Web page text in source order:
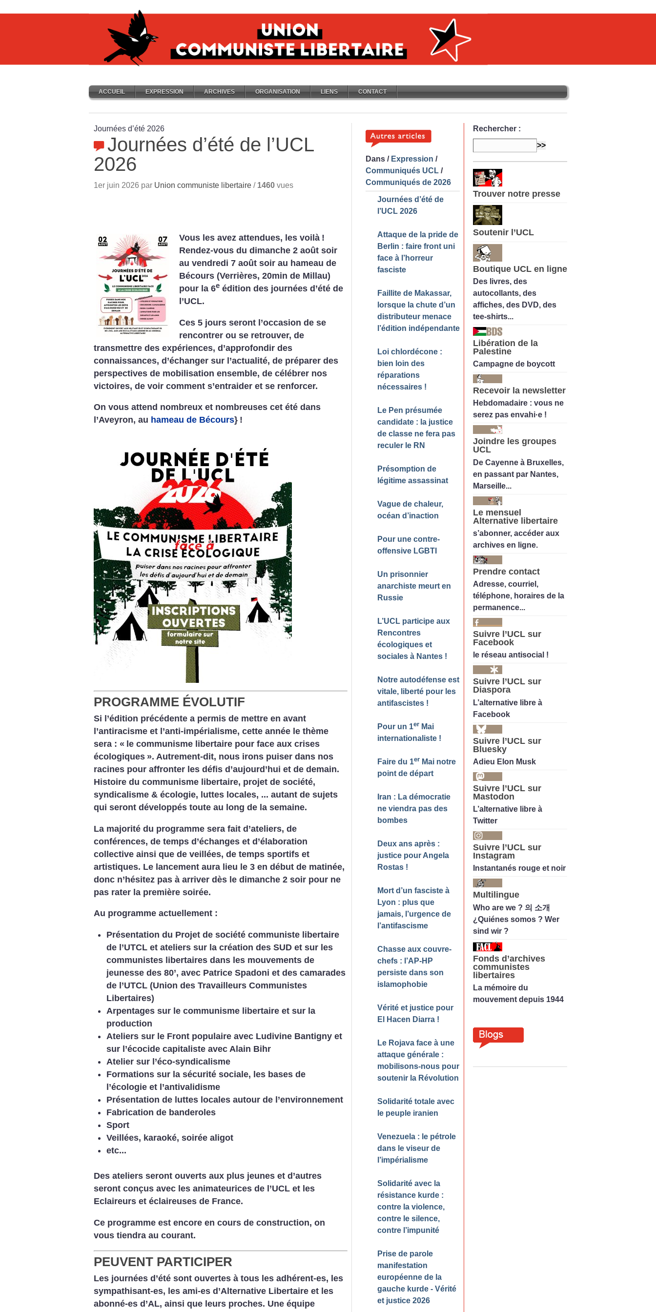
ACCUEIL EXPRESSION ARCHIVES ORGANISATION LIENS CONTACT
Journées d’été 2026
Journées d’été de l’UCL
2026
1er juin 2026 par Union communiste libertaire / 1460 vues
Vous les avez attendues, les voilà !
Rendez-vous du dimanche 2 août soir
au vendredi 7 août soir au hameau de
Bécours (Verrières, 20min de Millau)
pour la 6e édition des journées d’été de
l’UCL.
Ces 5 jours seront l’occasion de se
rencontrer ou se retrouver, de
transmettre des expériences, d’approfondir des
connaissances, d’échanger sur l’actualité, de préparer des
perspectives de mobilisation ensemble, de célébrer nos
victoires, de voir comment s’entraider et se renforcer.
On vous attend nombreux et nombreuses cet été dans
l’Aveyron, au hameau de Bécours} !
PROGRAMME ÉVOLUTIF
Si l’édition précédente a permis de mettre en avant
l’antiracisme et l’anti-impérialisme, cette année le thème
sera : « le communisme libertaire pour face aux crises
écologiques ». Autrement-dit, nous irons puiser dans nos
racines pour affronter les défis d’aujourd’hui et de demain.
Histoire du communisme libertaire, projet de société,
syndicalisme & écologie, luttes locales, ... autant de sujets
qui seront développés toute au long de la semaine.
La majorité du programme sera fait d’ateliers, de
conférences, de temps d’échanges et d’élaboration
collective ainsi que de veillées, de temps sportifs et
artistiques. Le lancement aura lieu le 3 en début de matinée,
donc n’hésitez pas à arriver dès le dimanche 2 soir pour ne
pas rater la première soirée.
Au programme actuellement :
Présentation du Projet de société communiste libertaire
de l’UTCL et ateliers sur la création des SUD et sur les
communistes libertaires dans les mouvements de
jeunesse des 80’, avec Patrice Spadoni et des camarades
de l’UTCL (Union des Travailleurs Communistes
Libertaires)
Arpentages sur le communisme libertaire et sur la
production
Ateliers sur le Front populaire avec Ludivine Bantigny et
sur l’écocide capitaliste avecAlain Bihr
Atelier sur l’éco-syndicalisme
Formations sur la sécurité sociale, les bases de
l’écologie et l’antivalidisme
Présentation de luttes locales autour de l’environnement
Fabrication de banderoles
Sport
Veillées, karaoké, soirée aligot
etc...
Des ateliers seront ouverts aux plus jeunes et d’autres
seront conçus avec les animateurices de l’UCL et les
Eclaireurs et éclaireuses de France.
Ce programme est encore en cours de construction, on
vous tiendra au courant.
PEUVENT PARTICIPER
Les journées d’été sont ouvertes à tous les adhérent-es, les
sympathisant-es, les ami-es d’Alternative Libertaire et les
abonné-es d’AL, ainsi que leurs proches. Une équipe
Dans / Expression /
Communiqués UCL /
Communiqués de 2026
Journées d’été de
l’UCL 2026
Attaque de la pride de
Berlin : faire front uni
face à l’horreur
fasciste
Faillite de Makassar,
lorsque la chute d’un
distributeur menace
l’édition indépendante
Loi chlordécone :
bien loin des
réparations
nécessaires !
Le Pen présumée
candidate : la justice
de classe ne fera pas
reculer le RN
Présomption de
légitime assassinat
Vague de chaleur,
océan d’inaction
Pour une contre-
offensive LGBTI
Un prisonnier
anarchiste meurt en
Russie
L’UCL participe aux
Rencontres
écologiques et
sociales à Nantes !
Notre autodéfense est
vitale, liberté pour les
antifascistes !
Pour un 1er Mai
internationaliste !
Faire du 1er Mai notre
point de départ
Iran : La démocratie
ne viendra pas des
bombes
Deux ans après :
justice pour Angela
Rostas !
Mort d’un fasciste à
Lyon : plus que
jamais, l’urgence de
l’antifascisme
Chasse aux couvre-
chefs : l’AP-HP
persiste dans son
islamophobie
Vérité et justice pour
El Hacen Diarra !
Le Rojava face à une
attaque générale :
mobilisons-nous pour
soutenir la Révolution
Solidarité totale avec
le peuple iranien
Venezuela : le pétrole
dans le viseur de
l’impérialisme
Solidarité avec la
résistance kurde :
contre la violence,
contre le silence,
contre l’impunité
Prise de parole
manifestation
européenne de la
gauche kurde - Vérité
et justice 2026
Rechercher :
Trouver notre presse
Soutenir l’UCL
Boutique UCL en ligne
Des livres, des
autocollants, des
affiches, des DVD, des
tee-shirts...
Libération de la
Palestine
Campagne de boycott
Recevoir la newsletter
Hebdomadaire : vous ne
serez pas envahi·e !
Joindre les groupes
UCL
De Cayenne à Bruxelles,
en passant par Nantes,
Marseille...
Le mensuel
Alternative libertaire
s’abonner, accéder aux
archives en ligne.
Prendre contact
Adresse, courriel,
téléphone, horaires de la
permanence...
Suivre l’UCL sur
Facebook
le réseau antisocial !
Suivre l’UCL sur
Diaspora
L’alternative libre à
Facebook
Suivre l’UCL sur
Bluesky
Adieu Elon Musk
Suivre l’UCL sur
Mastodon
L’alternative libre à
Twitter
Suivre l’UCL sur
Instagram
Instantanés rouge et noir
Multilingue
Who are we ? 의 소개
¿Quiénes somos ? Wer
sind wir ?
Fonds d’archives
communistes
libertaires
La mémoire du
mouvement depuis 1944